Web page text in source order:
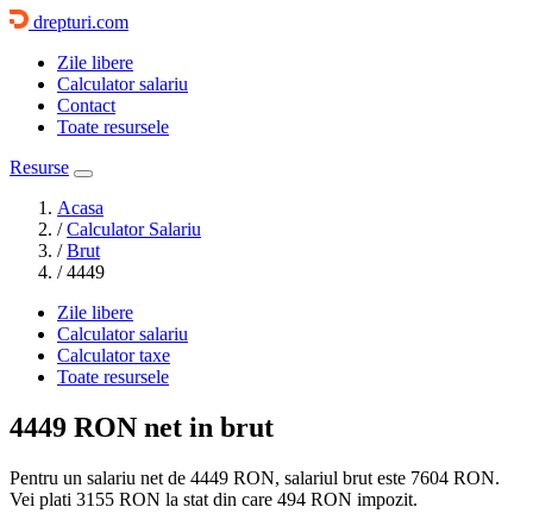
drepturi.com
Zile libere
Calculator salariu
Contact
Toate resursele
Resurse
Acasa
/ Calculator Salariu
/ Brut
/ 4449
Zile libere
Calculator salariu
Calculator taxe
Toate resursele
4449 RON net in brut
Pentru un salariu net de 4449 RON, salariul brut este 7604 RON.
Vei plati 3155 RON la stat din care 494 RON impozit.